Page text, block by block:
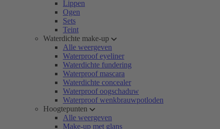
Lippen
Ogen
Sets
Teint
Waterdichte make-up
Alle weergeven
Waterproof eyeliner
Waterdichte fundering
Waterproof mascara
Waterdichte concealer
Waterproof oogschaduw
Waterproof wenkbrauwpotloden
Hoogtepunten
Alle weergeven
Make-up met glans